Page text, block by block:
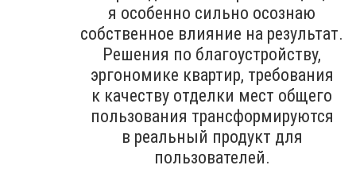
я особенно сильно осознаю
собственное влияние на результат.
Решения по благоустройству,
эргономике квартир, требования
к качеству отделки мест общего
пользования трансформируются
в реальный продукт для
пользователей.